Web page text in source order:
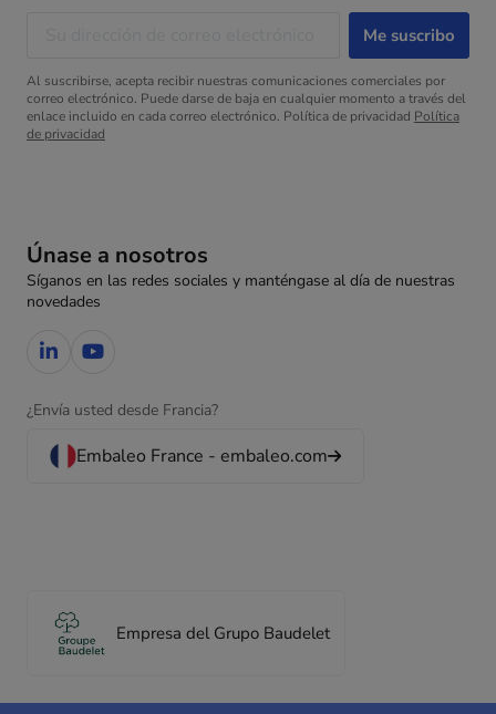
Únase a nosotros
Síganos en las redes sociales y manténgase al día de nuestras
novedades
¿Envía usted desde Francia?
Embaleo France - embaleo.com
Empresa del Grupo Baudelet
Al suscribirse, acepta recibir nuestras comunicaciones comerciales por
correo electrónico. Puede darse de baja en cualquier momento a través del
enlace incluido en cada correo electrónico. Política de privacidad Política
de privacidad